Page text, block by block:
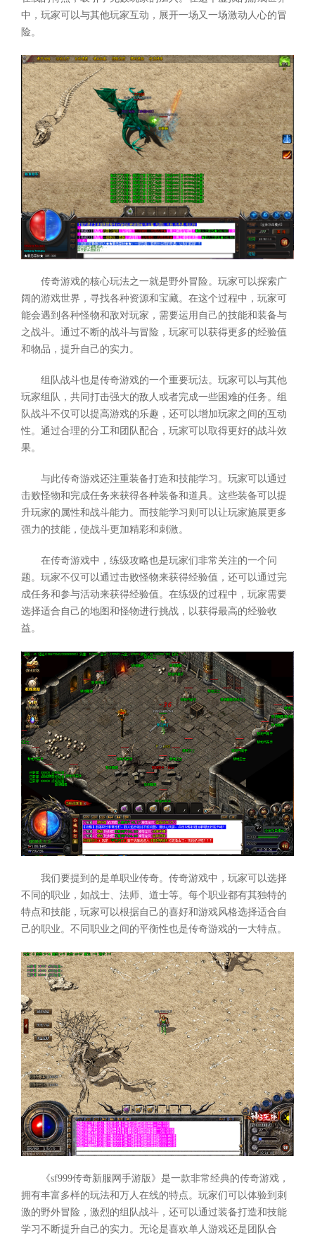
中，玩家可以与其他玩家互动，展开一场又一场激动人心的冒
险。
传奇游戏的核心玩法之一就是野外冒险。玩家可以探索广
阔的游戏世界，寻找各种资源和宝藏。在这个过程中，玩家可
能会遇到各种怪物和敌对玩家，需要运用自己的技能和装备与
之战斗。通过不断的战斗与冒险，玩家可以获得更多的经验值
和物品，提升自己的实力。
组队战斗也是传奇游戏的一个重要玩法。玩家可以与其他
玩家组队，共同打击强大的敌人或者完成一些困难的任务。组
队战斗不仅可以提高游戏的乐趣，还可以增加玩家之间的互动
性。通过合理的分工和团队配合，玩家可以取得更好的战斗效
果。
与此传奇游戏还注重装备打造和技能学习。玩家可以通过
击败怪物和完成任务来获得各种装备和道具。这些装备可以提
升玩家的属性和战斗能力。而技能学习则可以让玩家施展更多
强力的技能，使战斗更加精彩和刺激。
在传奇游戏中，练级攻略也是玩家们非常关注的一个问
题。玩家不仅可以通过击败怪物来获得经验值，还可以通过完
成任务和参与活动来获得经验值。在练级的过程中，玩家需要
选择适合自己的地图和怪物进行挑战，以获得最高的经验收
益。
我们要提到的是单职业传奇。传奇游戏中，玩家可以选择
不同的职业，如战士、法师、道士等。每个职业都有其独特的
特点和技能，玩家可以根据自己的喜好和游戏风格选择适合自
己的职业。不同职业之间的平衡性也是传奇游戏的一大特点。
《sf999传奇新服网手游版》是一款非常经典的传奇游戏，
拥有丰富多样的玩法和万人在线的特点。玩家们可以体验到刺
激的野外冒险，激烈的组队战斗，还可以通过装备打造和技能
学习不断提升自己的实力。无论是喜欢单人游戏还是团队合